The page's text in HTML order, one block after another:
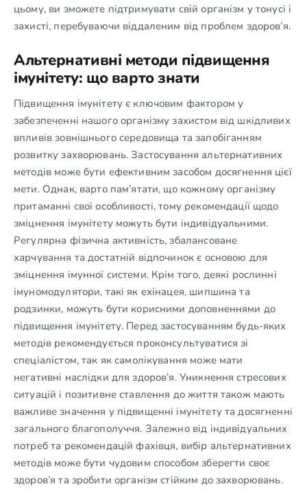
цьому, ви зможете підтримувати свій організм у тонусі і
захисті, перебуваючи віддаленим від проблем здоров’я.
Альтернативні методи підвищення
імунітету: що варто знати
Підвищення імунітету є ключовим фактором у
забезпеченні нашого організму захистом від шкідливих
впливів зовнішнього середовища та запобіганням
розвитку захворювань. Застосування альтернативних
методів може бути ефективним засобом досягнення цієї
мети. Однак, варто пам’ятати, що кожному організму
притаманні свої особливості, тому рекомендації щодо
зміцнення імунітету можуть бути індивідуальними.
Регулярна фізична активність, збалансоване
харчування та достатній відпочинок є основою для
зміцнення імунної системи. Крім того, деякі рослинні
імуномодулятори, такі як ехінацея, шипшина та
родзинки, можуть бути корисними доповненнями до
підвищення імунітету. Перед застосуванням будь-яких
методів рекомендується проконсультуватися зі
спеціалістом, так як самолікування може мати
негативні наслідки для здоров’я. Уникнення стресових
ситуацій і позитивне ставлення до життя також мають
важливе значення у підвищенні імунітету та досягненні
загального благополуччя. Залежно від індивідуальних
потреб та рекомендацій фахівця, вибір альтернативних
методів може бути чудовим способом зберегти своє
здоров’я та зробити організм стійким до захворювань.